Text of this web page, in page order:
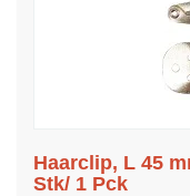
Haarclip, L 45
Stk/ 1 Pck